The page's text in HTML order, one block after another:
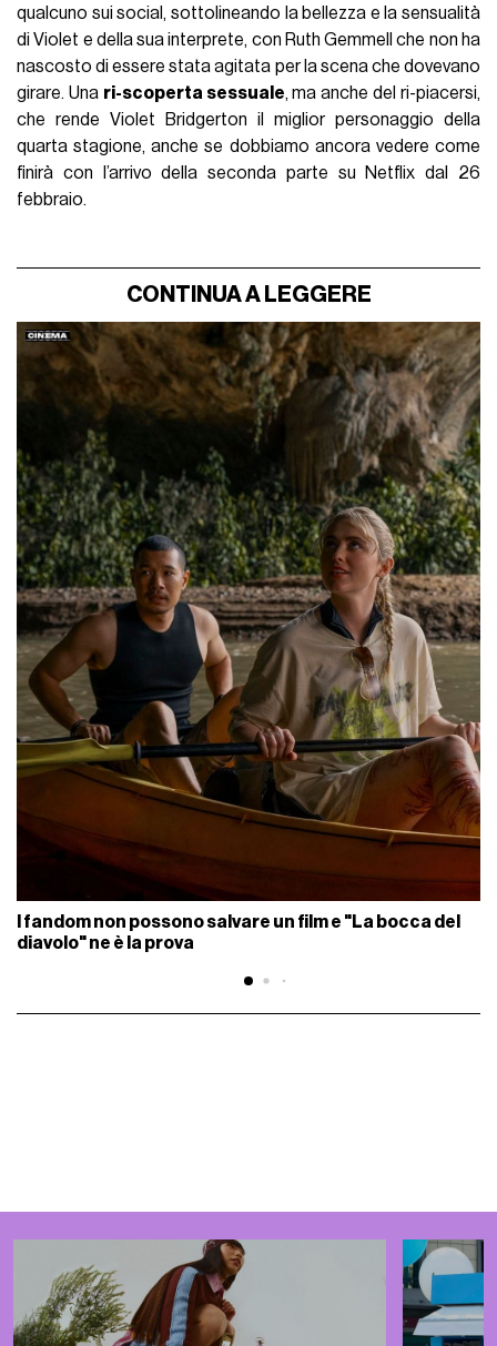
qualcuno sui social, sottolineando la bellezza e la sensualità
di Violet e della sua interprete, con Ruth Gemmell che non ha
nascosto di essere stata agitata per la scena che dovevano
girare. Una ri-scoperta sessuale, ma anche del ri-piacersi,
che rende Violet Bridgerton il miglior personaggio della
quarta stagione, anche se dobbiamo ancora vedere come
finirà con l’arrivo della seconda parte su Netflix dal 26
febbraio.
CONTINUA A LEGGERE
I fandom non possono salvare un film e "La bocca del
diavolo" ne è la prova